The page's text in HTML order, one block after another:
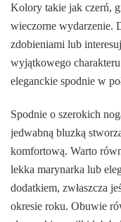
Kolory takie jak czerń,
wieczorne wydarzenie.
zdobieniami lub
wyjątkowego
eleganckie spodnie w
Spodnie o szerokich
jedwabną bluzką
komfortową. Warto
lekka marynarka lub
dodatkiem, zwłaszcza
okresie roku. Obuwie